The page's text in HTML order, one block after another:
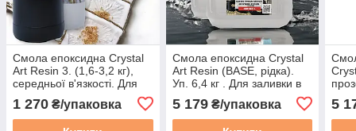
Смола епоксидна Crystal
Art Resin 3. (1,6-3,2 кг),
середньої в'язкості. Для
картин і молдів. Уп. 1,6 кг
1 270 ₴/упаковка
Смола епоксидна Crystal
Art Resin (BASE, рідка).
Уп. 6,4 кг . Для заливки в
5 179₴/упаковка 5